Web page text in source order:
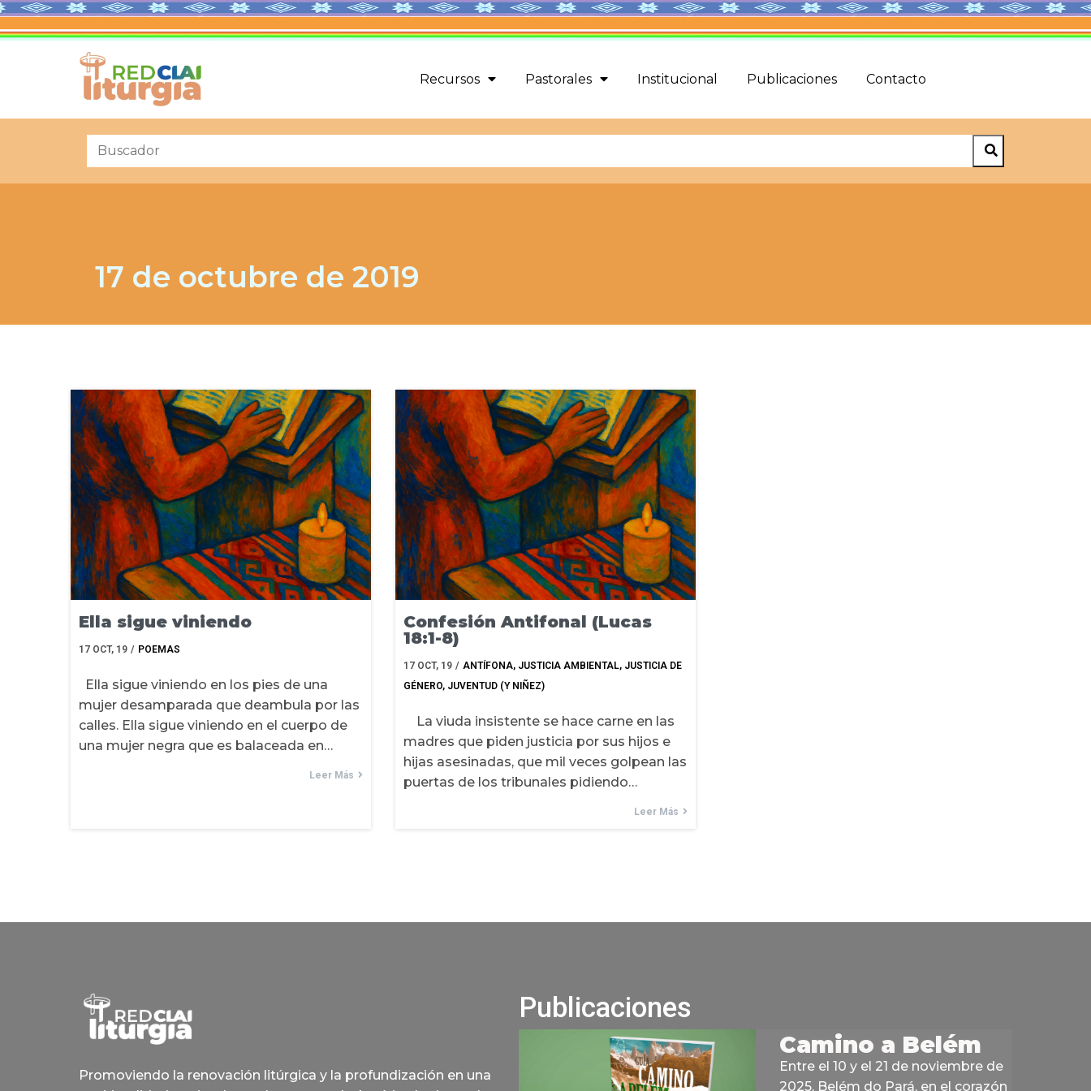
Recursos Pastorales Institucional Publicaciones Contacto
17 de octubre de 2019
Ella sigue viniendo
17 OCT, 19 / POEMAS
Ella sigue viniendo en los pies de una
mujer desamparada que deambula por las
calles. Ella sigue viniendo en el cuerpo de
una mujer negra que es balaceada en…
Leer Más
Confesión Antifonal (Lucas
18:1-8)
17 OCT, 19 / ANTÍFONA JUSTICIA AMBIENTAL JUSTICIA DE
GÉNERO JUVENTUD (Y NIÑEZ)
La viuda insistente se hace carne en las
madres que piden justicia por sus hijos e
hijas asesinadas, que mil veces golpean las
puertas de los tribunales pidiendo…
Leer Más
Promoviendo la renovación litúrgica y la profundización en una
Publicaciones
Camino a Belém
Entre el 10 y el 21 de noviembre de
2025, Belém do Pará, en el corazón